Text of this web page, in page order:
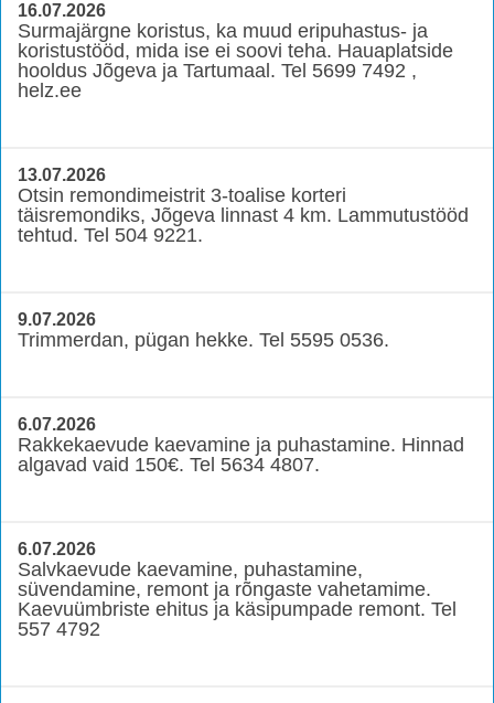
16.07.2026
Surmajärgne koristus, ka muud eripuhastus- ja
koristustööd, mida ise ei soovi teha. Hauaplatside
hooldus Jõgeva ja Tartumaal. Tel 5699 7492 ,
helz.ee
13.07.2026
Otsin remondimeistrit 3-toalise korteri
täisremondiks, Jõgeva linnast 4 km. Lammutustööd
tehtud. Tel 504 9221.
9.07.2026
Trimmerdan, pügan hekke. Tel 5595 0536.
6.07.2026
Rakkekaevude kaevamine ja puhastamine. Hinnad
algavad vaid 150€. Tel 5634 4807.
6.07.2026
Salvkaevude kaevamine, puhastamine,
süvendamine, remont ja rõngaste vahetamime.
Kaevuümbriste ehitus ja käsipumpade remont. Tel
557 4792